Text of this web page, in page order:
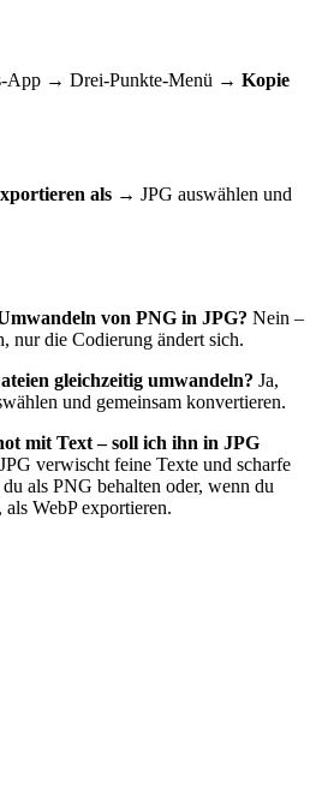
App → Drei-Punkte-Menü → Kopie
als → JPG auswählen und
von PNG in JPG? Nein –
nur die Codierung ändert sich.
gleichzeitig umwandeln? Ja,
und gemeinsam konvertieren.
mit Text – soll ich ihn in JPG
verwischt feine Texte und scharfe
als PNG behalten oder, wenn du
WebP exportieren.